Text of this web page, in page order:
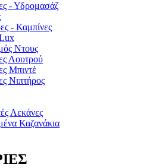
- Υδρομασάζ
- Καμπίνες
Ντους
Λουτρού
Μπιντέ
Νιπτήρος
Λεκάνες
Καζανάκια